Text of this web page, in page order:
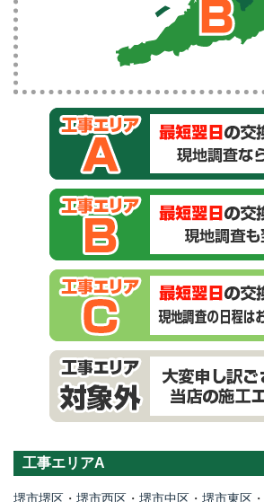
工事エリアA
堺市堺区 ・ 堺市西区 ・ 堺市中区 ・ 堺市東区 ・